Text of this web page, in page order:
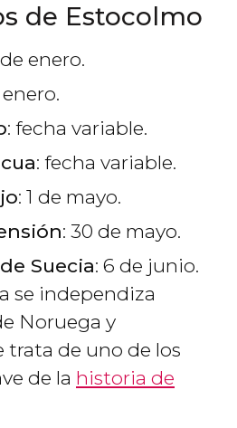
de Estocolmo
de enero.
: fecha variable.
: fecha variable.
: 1 de mayo.
: 30 de mayo.
Suecia: 6 de junio.
se independiza
Noruega y
trata de uno de los
de la historia de